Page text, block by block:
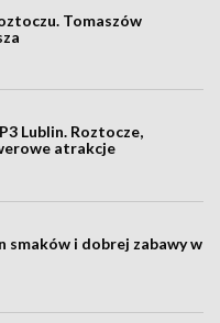
Tomaszów
Lublin. Roztocze,
atrakcje
smaków i dobrej zabawy w